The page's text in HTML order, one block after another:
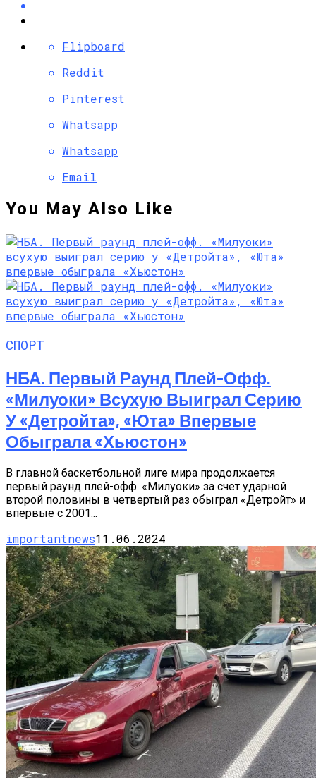
Flipboard
Reddit
Pinterest
Whatsapp
Whatsapp
Email
You May Also Like
СПОРТ
НБА. Первый Раунд Плей-Офф.
«Милуоки» Всухую Выиграл Серию
У «Детройта», «Юта» Впервые
Обыграла «Хьюстон»
В главной баскетбольной лиге мира продолжается
первый раунд плей-офф. «Милуоки» за счет ударной
второй половины в четвертый раз обыграл «Детройт» и
впервые с 2001...
importantnews11.06.2024